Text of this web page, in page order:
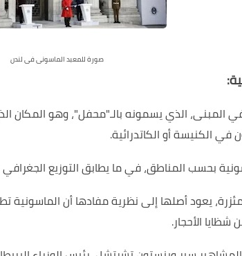
صورة للمعبد الماسونى فى لندن
:
المبنى، الذي يسمونه بالـ"محفل"، وهو المكان
في الكنيسة أو الكاتدرائية.
بحسب المناطق، في ما يطابق التوزيع
يعود أصلها إلى نظرية مفادها أن الماسونية
شظايا الأحجار.